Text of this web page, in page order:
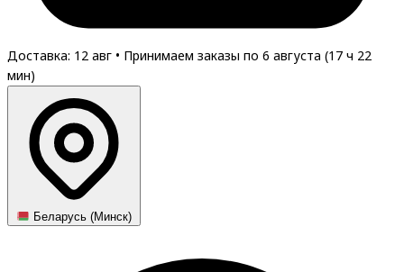
Доставка: 12 авг • Принимаем заказы по 6 августа (17 ч 22
мин)
Беларусь (Минск)